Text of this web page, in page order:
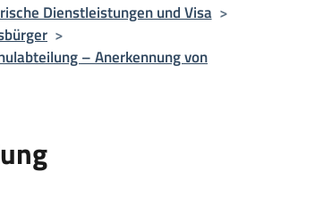
Dienstleistungen und Visa >
>
– Anerkennung von